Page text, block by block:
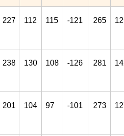
227 112 115 -121 265
238 130 108 -126 281
201 104 97 -101 273